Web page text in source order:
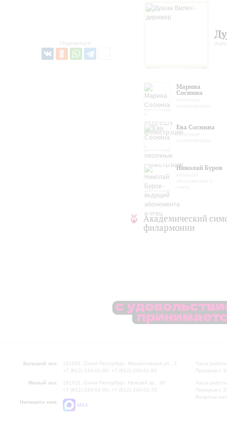
Поделиться:
Марина
Соснина
Ева Соснина
песочные
Николай Буров
Академический
филармонии
Большой зал:
191186, Санкт-Петербург, Михайловская ул., 2
+7 (812) 240-01-00, +7 (812) 240-01-80
Малый зал:
191011, Санкт-Петербург, Невский пр., 30
+7 (812) 240-01-00, +7 (812) 240-01-70
Напишите нам:
MAX
Часы
Перерыв с
Часы
Перерыв с
Вопросы